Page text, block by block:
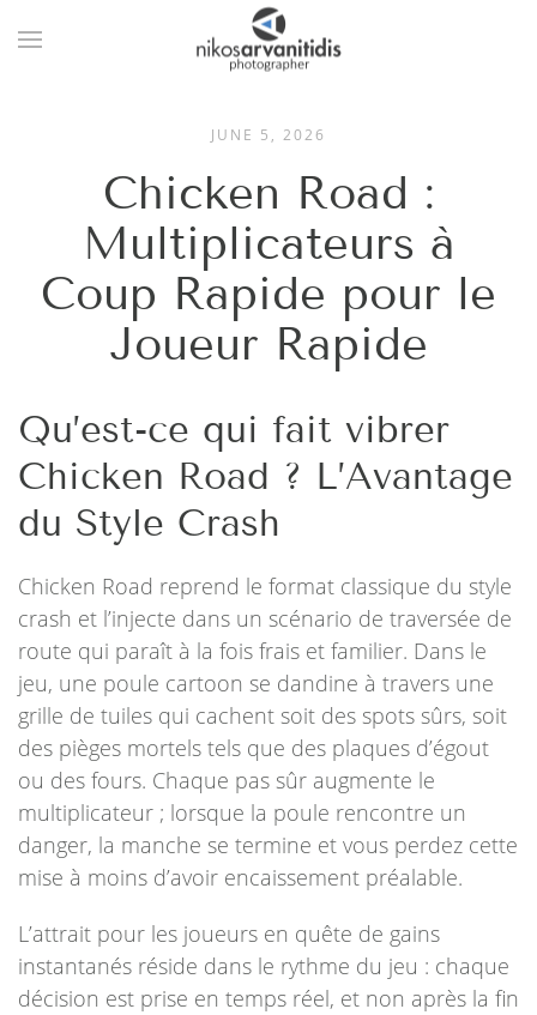
JUNE 5, 2026
Chicken Road :
Multiplicateurs à
Coup Rapide pour le
Joueur Rapide
Qu’est-ce qui fait vibrer
Chicken Road ? L’Avantage
du Style Crash
Chicken Road reprend le format classique du style
crash et l’injecte dans un scénario de traversée de
route qui paraît à la fois frais et familier. Dans le
jeu, une poule cartoon se dandine à travers une
grille de tuiles qui cachent soit des spots sûrs, soit
des pièges mortels tels que des plaques d’égout
ou des fours. Chaque pas sûr augmente le
multiplicateur ; lorsque la poule rencontre un
danger, la manche se termine et vous perdez cette
mise à moins d’avoir encaissement préalable.
L’attrait pour les joueurs en quête de gains
instantanés réside dans le rythme du jeu : chaque
décision est prise en temps réel, et non après la fin